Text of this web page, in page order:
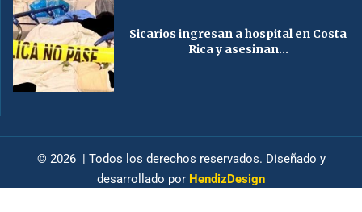
Sicarios ingresan a hospital en Costa
Rica y asesinan...
© 2026 | Todos los derechos reservados. Diseñado y
desarrollado por HendizDesign